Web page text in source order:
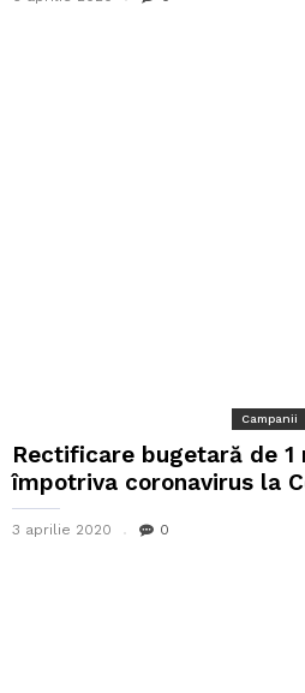
Campanii
Rectificare bugetară de
împotriva coronavirus la
3 aprilie 2020 0